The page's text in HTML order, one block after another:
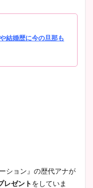
結婚歴に今の旦那も
ション』の歴代アナが
レゼントをしていま